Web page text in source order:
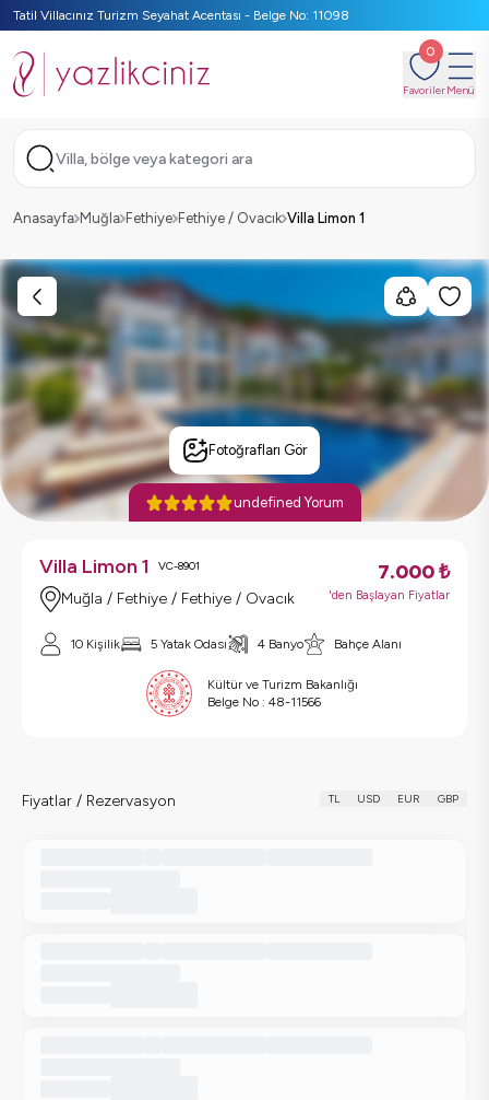
Tatil Villacınız Turizm Seyahat Acentası - Belge No: 11098
0
FavorilerMenü
Villa, bölge veya kategori ara
Anasayfa Muğla Fethiye Fethiye / Ovacık Villa Limon 1
Fotoğrafları Gör
undefined Yorum
Villa Limon 1 VC-8901
Muğla / Fethiye / Fethiye / Ovacık
7.000₺
'den Başlayan Fiyatlar
10 Kişilik 5 Yatak Odası 4 Banyo Bahçe Alanı
Kültür ve Turizm Bakanlığı
Belge No : 48-11566
Fiyatlar / Rezervasyon TL USD EUR GBP